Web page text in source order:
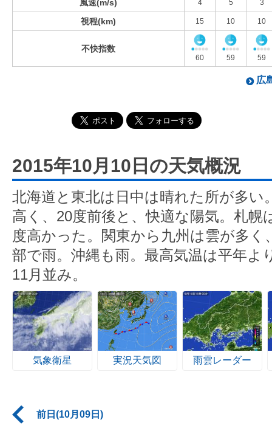
風速(m/s) 4 5 3
視程(km) 15 10 10
不快指数
60 59 59
広
2015年10月10日の天気概況
北海道と東北は日中は晴れた所が多い
高く、20度前後と、快適な陽気。札幌
度高かった。関東から九州は雲が多く
部で雨。沖縄も雨。最高気温は平年よ
11月並み。
気象衛星 実況天気図 雨雲レーダー
前日(10月09日)